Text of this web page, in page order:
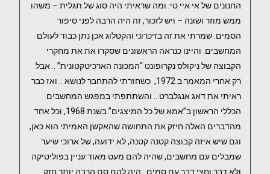
החנונים של אי איי טי. ומה שראיתי היה סוג של תגלית – משהו
ממש מוזר ושונה – ויש לזכור, זה היה הרבה לפני סיפור
הסמים. שמרתי את זה בזיכרוני והקטלוג אכן נתן כבוד לעולם
המחשבים. והיינו כנראה הראשונים שסקרו את את מחקרי
הקבוצה של ניקולס נקרופונט “המכונה הארכיטקטונית” .. אבל
רק אחרי המאמר ב 1972, כשחזרתי להתחבר לנושא .. ואז כבר
ראיתי את דאג אנגלברט .. והשתתפתי במפגש המחשבים
הכללי הראשון ב”אמא של כל המיצגים” בשנת 1968, וכל אחד
מהדברים האלה חיזק את התחושה שהאקשן האמיתי הוא כאן,
וגם שיש איזה קבוצה קטנה קטנה, לא ידועה, של ארוכי שיער
שמבלים עם מחשבים, שהיה להם מעט מאוד עניין בפוליטיקה
ולא דבר וחצי דבר עם סמים.. היה להם סם הרבה יותר חזק